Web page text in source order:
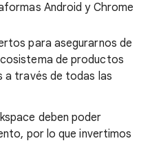
Android y Chrome
para asegurarnos de
de productos
a través de todas las
deben poder
por lo que invertimos